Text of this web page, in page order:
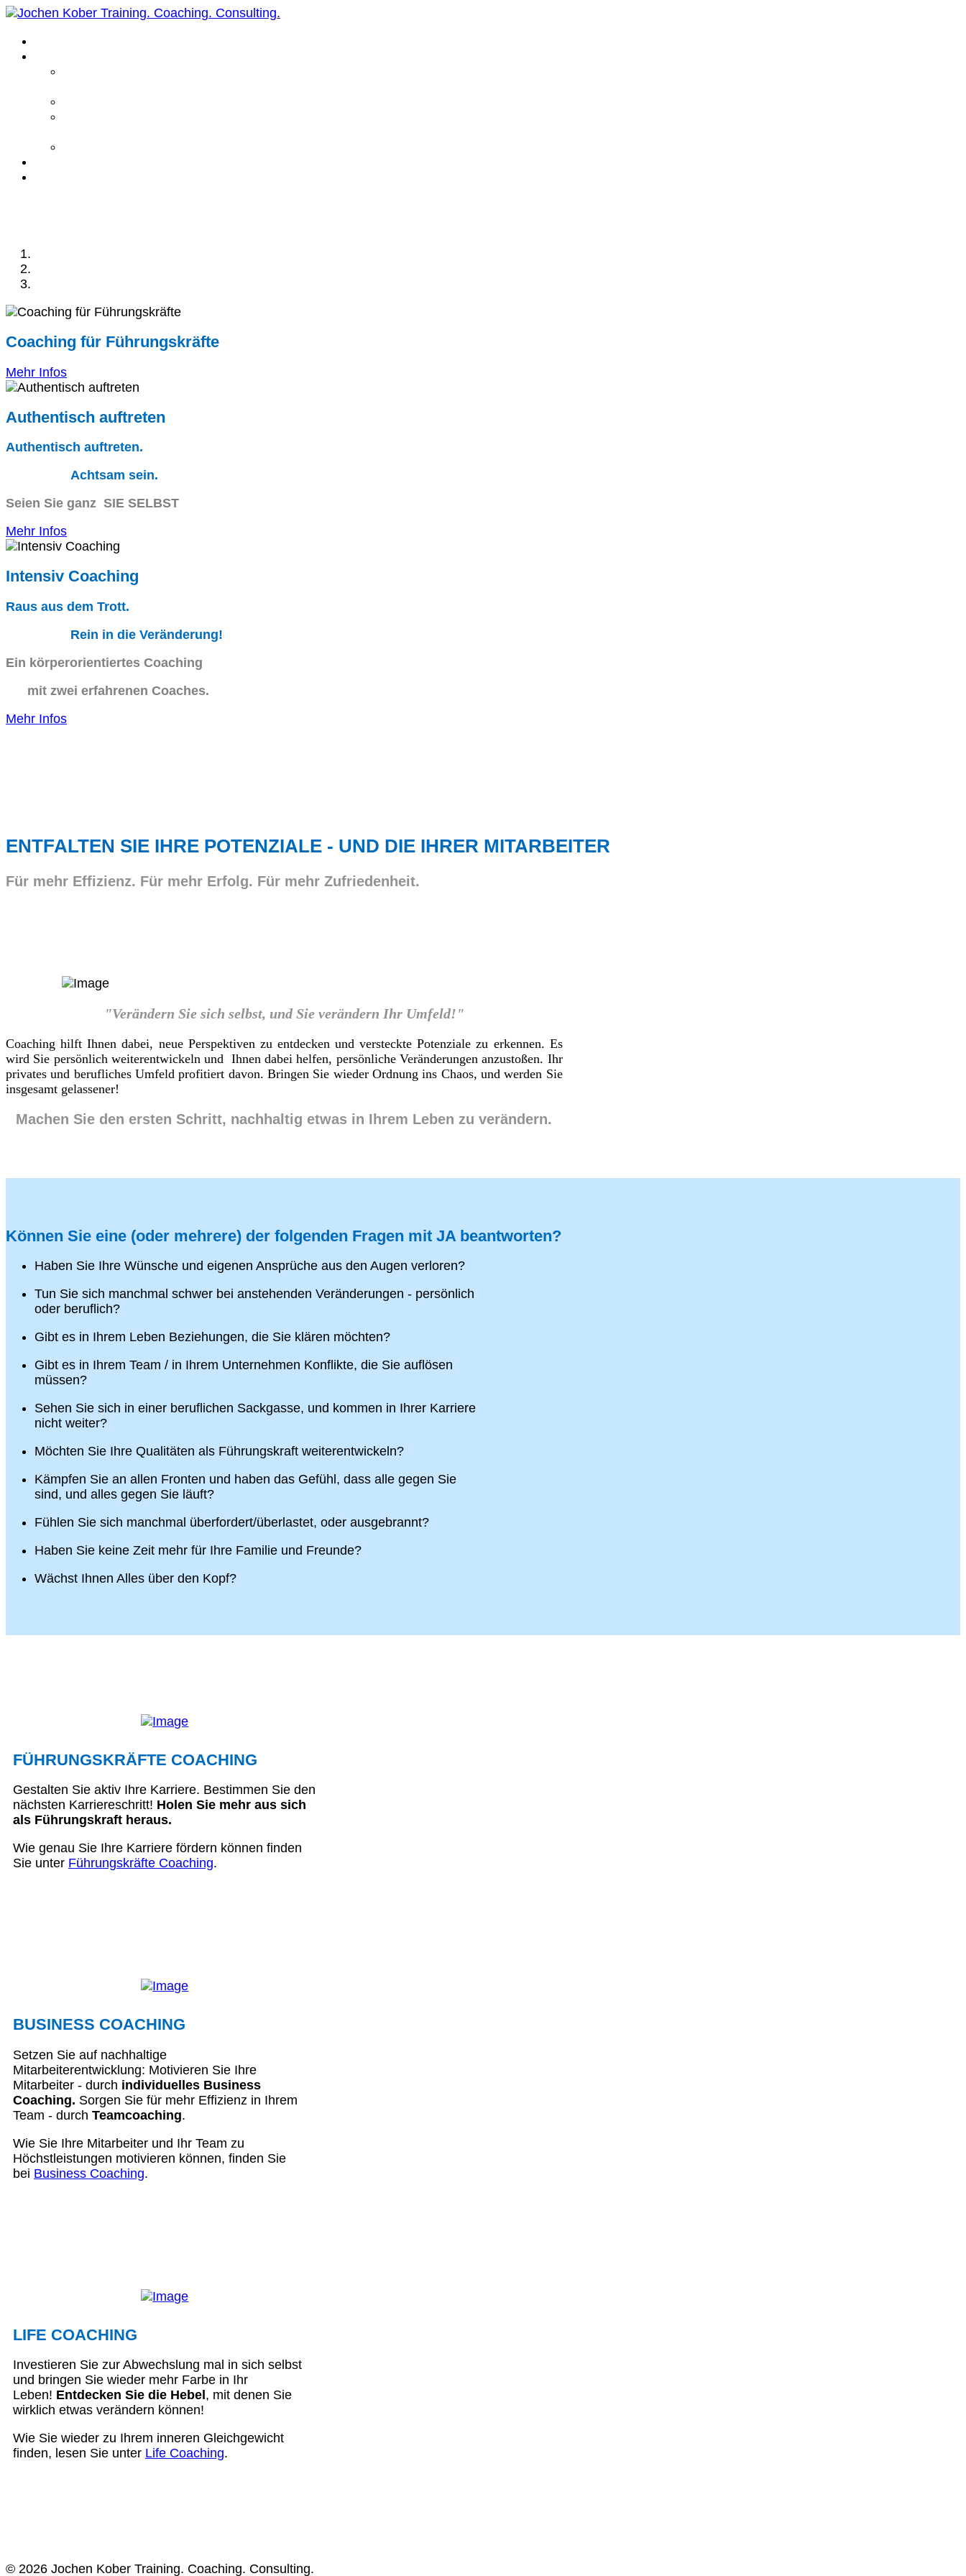
Coaching für Führungskräfte
Mehr Infos
Authentisch auftreten
Authentisch auftreten.
Achtsam sein.
Seien Sie ganz SIE SELBST
Mehr Infos
Intensiv Coaching
Raus aus dem Trott.
Rein in die Veränderung!
Ein körperorientiertes Coaching
mit zwei erfahrenen Coaches.
Mehr Infos
ENTFALTEN SIE IHRE POTENZIALE - UND DIE IHRER MITARBEITER
Für mehr Effizienz. Für mehr Erfolg. Für mehr Zufriedenheit.
"Verändern Sie sich selbst, und Sie verändern Ihr Umfeld!"
Coaching hilft Ihnen dabei, neue Perspektiven zu entdecken und versteckte Potenziale zu erkennen. Es
wird Sie persönlich weiterentwickeln und Ihnen dabei helfen, persönliche Veränderungen anzustoßen. Ihr
privates und berufliches Umfeld profitiert davon. Bringen Sie wieder Ordnung ins Chaos, und werden Sie
insgesamt gelassener!
Machen Sie den ersten Schritt, nachhaltig etwas in Ihrem Leben zu verändern.
Können Sie eine (oder mehrere) der folgenden Fragen mit JA beantworten?
Haben Sie Ihre Wünsche und eigenen Ansprüche aus den Augen verloren?
Tun Sie sich manchmal schwer bei anstehenden Veränderungen - persönlich
oder beruflich?
Gibt es in Ihrem Leben Beziehungen, die Sie klären möchten?
Gibt es in Ihrem Team / in Ihrem Unternehmen Konflikte, die Sie auflösen
müssen?
Sehen Sie sich in einer beruflichen Sackgasse, und kommen in Ihrer Karriere
nicht weiter?
Möchten Sie Ihre Qualitäten als Führungskraft weiterentwickeln?
Kämpfen Sie an allen Fronten und haben das Gefühl, dass alle gegen Sie
sind, und alles gegen Sie läuft?
Fühlen Sie sich manchmal überfordert/überlastet, oder ausgebrannt?
Haben Sie keine Zeit mehr für Ihre Familie und Freunde?
Wächst Ihnen Alles über den Kopf?
FÜHRUNGSKRÄFTE COACHING
Gestalten Sie aktiv Ihre Karriere. Bestimmen Sie den
nächsten Karriereschritt! Holen Sie mehr aus sich
als Führungskraft heraus.
Wie genau Sie Ihre Karriere fördern können finden
Sie unter Führungskräfte Coaching.
BUSINESS COACHING
Setzen Sie auf nachhaltige
Mitarbeiterentwicklung: Motivieren Sie Ihre
Mitarbeiter - durch individuelles Business
Coaching. Sorgen Sie für mehr Effizienz in Ihrem
Team - durch Teamcoaching.
Wie Sie Ihre Mitarbeiter und Ihr Team zu
Höchstleistungen motivieren können, finden Sie
bei Business Coaching.
LIFE COACHING
Investieren Sie zur Abwechslung mal in sich selbst
und bringen Sie wieder mehr Farbe in Ihr
Leben! Entdecken Sie die Hebel, mit denen Sie
wirklich etwas verändern können!
Wie Sie wieder zu Ihrem inneren Gleichgewicht
finden, lesen Sie unter Life Coaching.
© 2026 Jochen Kober Training. Coaching. Consulting.